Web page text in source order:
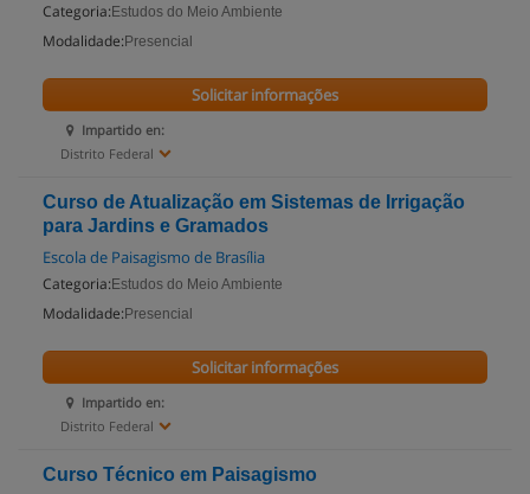
Categoria: Estudos do Meio Ambiente
Modalidade: Presencial
Impartido en:
Distrito Federal
Solicitar informações
Curso de Atualização em Sistemas de Irrigação
para Jardins e Gramados
Escola de Paisagismo de Brasília
Categoria: Estudos do Meio Ambiente
Modalidade: Presencial
Impartido en:
Distrito Federal
Solicitar informações
Curso Técnico em Paisagismo